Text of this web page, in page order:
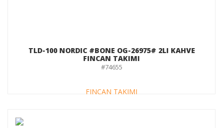
TLD-100 NORDIC #BONE OG-26975# 2LI KAHVE
FINCAN TAKIMI
#74655